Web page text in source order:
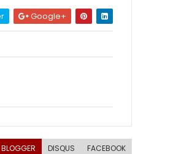
Google+
BLOGGER DISQUS FACEBOOK